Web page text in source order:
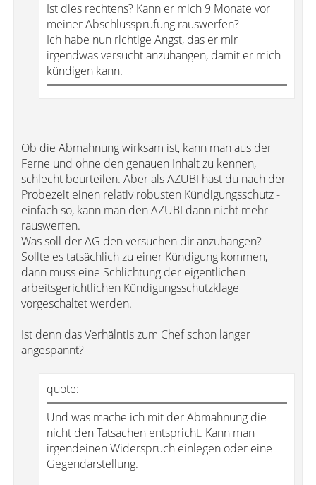
Ist dies rechtens? Kann er mich 9 Monate vor
meiner Abschlussprüfung rauswerfen?
Ich habe nun richtige Angst, das er mir
irgendwas versucht anzuhängen, damit er mich
kündigen kann.
Ob die Abmahnung wirksam ist, kann man aus der
Ferne und ohne den genauen Inhalt zu kennen,
schlecht beurteilen. Aber als AZUBI hast du nach der
Probezeit einen relativ robusten Kündigungsschutz -
einfach so, kann man den AZUBI dann nicht mehr
rauswerfen.
Was soll der AG den versuchen dir anzuhängen?
Sollte es tatsächlich zu einer Kündigung kommen,
dann muss eine Schlichtung der eigentlichen
arbeitsgerichtlichen Kündigungsschutzklage
vorgeschaltet werden.
Ist denn das Verhälntis zum Chef schon länger
angespannt?
quote:
Und was mache ich mit der Abmahnung die
nicht den Tatsachen entspricht. Kann man
irgendeinen Widerspruch einlegen oder eine
Gegendarstellung.